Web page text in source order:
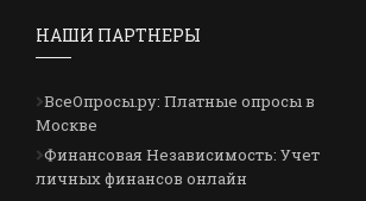
НАШИ ПАРТНЕРЫ
ВсеОпросы.ру: Платные опросы в
Москве
Финансовая Независимость: Учет
личных финансов онлайн